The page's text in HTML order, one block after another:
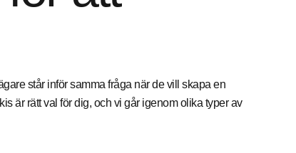
står inför samma fråga när de vill skapa en
är rätt val för dig, och vi går igenom olika typer av